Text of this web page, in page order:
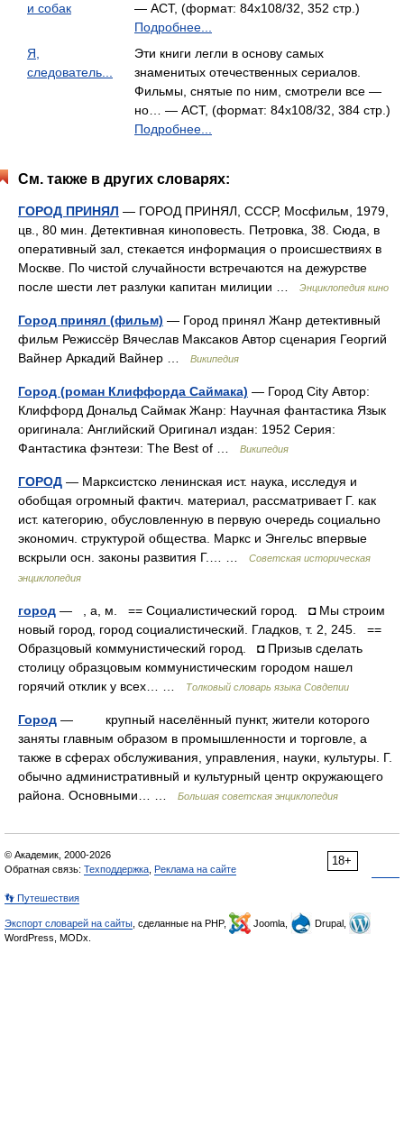
и собак
— АСТ, (формат: 84x108/32, 352 стр.)
Подробнее...
Я,
следователь...
Эти книги легли в основу самых
знаменитых отечественных сериалов.
Фильмы, снятые по ним, смотрели все —
но… — АСТ, (формат: 84x108/32, 384 стр.)
Подробнее...
См. также в других словарях:
ГОРОД ПРИНЯЛ — ГОРОД ПРИНЯЛ, СССР, Мосфильм, 1979,
цв., 80 мин. Детективная киноповесть. Петровка, 38. Сюда, в
оперативный зал, стекается информация о происшествиях в
Москве. По чистой случайности встречаются на дежурстве
после шести лет разлуки капитан милиции …
Энциклопедия кино
Город принял (фильм) — Город принял Жанр детективный
фильм Режиссёр Вячеслав Максаков Автор сценария Георгий
Вайнер Аркадий Вайнер …
Википедия
Город (роман Клиффорда Саймака) — Город City Автор:
Клиффорд Дональд Саймак Жанр: Научная фантастика Язык
оригинала: Английский Оригинал издан: 1952 Серия:
Фантастика фэнтези: The Best of …
Википедия
ГОРОД — Марксистско ленинская ист. наука, исследуя и
обобщая огромный фактич. материал, рассматривает Г. как
ист. категорию, обусловленную в первую очередь социально
экономич. структурой общества. Маркс и Энгельс впервые
вскрыли осн. законы развития Г.… …
Советская историческая
энциклопедия
город — , а, м. == Социалистический город. ◘ Мы строим
новый город, город социалистический. Гладков, т. 2, 245. ==
Образцовый коммунистический город. ◘ Призыв сделать
столицу образцовым коммунистическим городом нашел
горячий отклик у всех… …
Толковый словарь языка Совдепии
Город — крупный населённый пункт, жители которого
заняты главным образом в промышленности и торговле, а
также в сферах обслуживания, управления, науки, культуры. Г.
обычно административный и культурный центр окружающего
района. Основными… …
Большая советская энциклопедия
18+
© Академик, 2000-2026
Обратная связь: Техподдержка Реклама на сайте
👣 Путешествия
Экспорт словарей на сайты , сделанные на PHP, Joomla,
Drupal,
WordPress, MODx.